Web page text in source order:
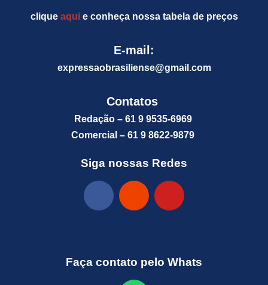
clique aquie conheça nossa tabela de preços
E-mail:
expressaobrasiliense@gmail.com
Contatos
Redação – 61 9 9535-6969
Comercial – 61 9 8622-9879
Siga nossas Redes
Faça contato pelo Whats